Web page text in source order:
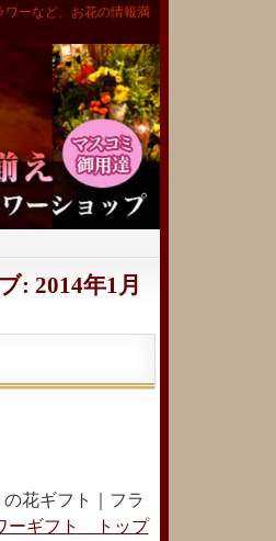
ーなど、お花の情報満
: 2014年1月
花ギフト｜フラ
ーギフト トップ